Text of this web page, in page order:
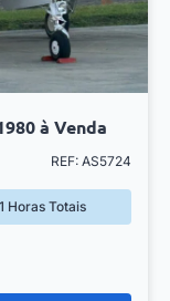
à Venda
REF: AS5724
Horas Totais